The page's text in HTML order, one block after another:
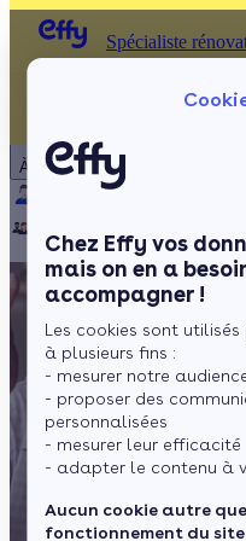
Chez Effy vos
mais on en a
accompagner !
Les cookies sont
à plusieurs fins :
- mesurer notre
- proposer des
personnalisées
- mesurer leur efficacité
- adapter le contenu à
Aucun cookie autre
fonctionnement du
À propos
Notre équipe
Spécialiste
Spécialiste